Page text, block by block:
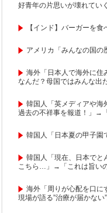
好青年の片思いが壊れてい
【インド】バーガーを食
アメリカ「みんなの国の
海外「日本人で海外に住
なんだ？母国ではみんな出
韓国人「英メディアや海
過去の不祥事を報道！」→
韓国人「日本夏の甲子園
韓国人「現在、日本でと
こちら…」→「これは旨い
海外「周りが心配を口に
現場が語る”治療が届かない